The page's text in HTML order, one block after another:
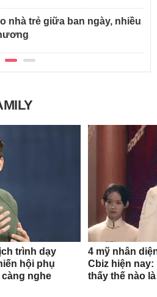
nhà trẻ giữa ban ngày, nhiều
trình dạy
hội phụ
càng nghe
4 mỹ nhân
Cbiz hiện nay:
thấy thế nào